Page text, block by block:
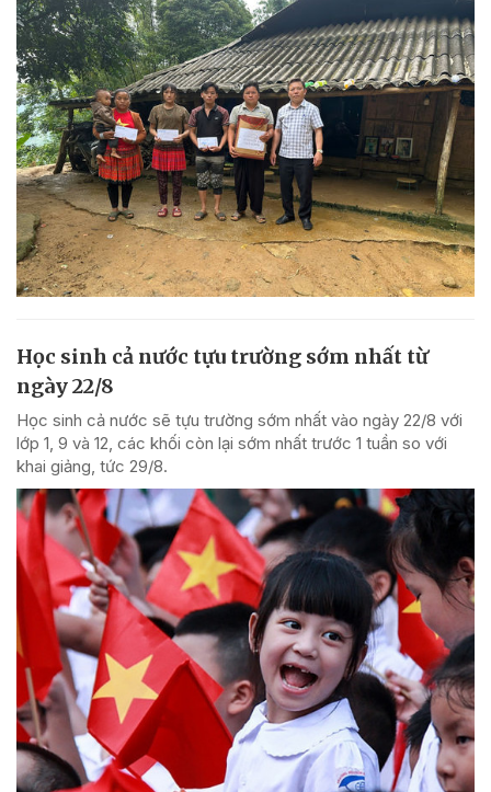
Học sinh cả nước tựu trường sớm nhất từ
ngày 22/8
Học sinh cả nước sẽ tựu trường sớm nhất vào ngày 22/8 với
lớp 1, 9 và 12, các khối còn lại sớm nhất trước 1 tuần so với
khai giảng, tức 29/8.